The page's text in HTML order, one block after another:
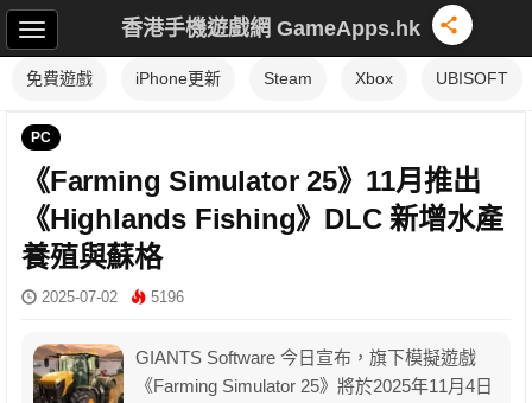
香港手機遊戲網 GameApps.hk
免費遊戲 iPhone更新 Steam Xbox UBISOFT
PC
《Farming Simulator 25》11月推出
《Highlands Fishing》DLC 新增水產
養殖與蘇格
2025-07-02 5196
GIANTS Software 今日宣布，旗下模擬遊戲
《Farming Simulator 25》將於2025年11月4日